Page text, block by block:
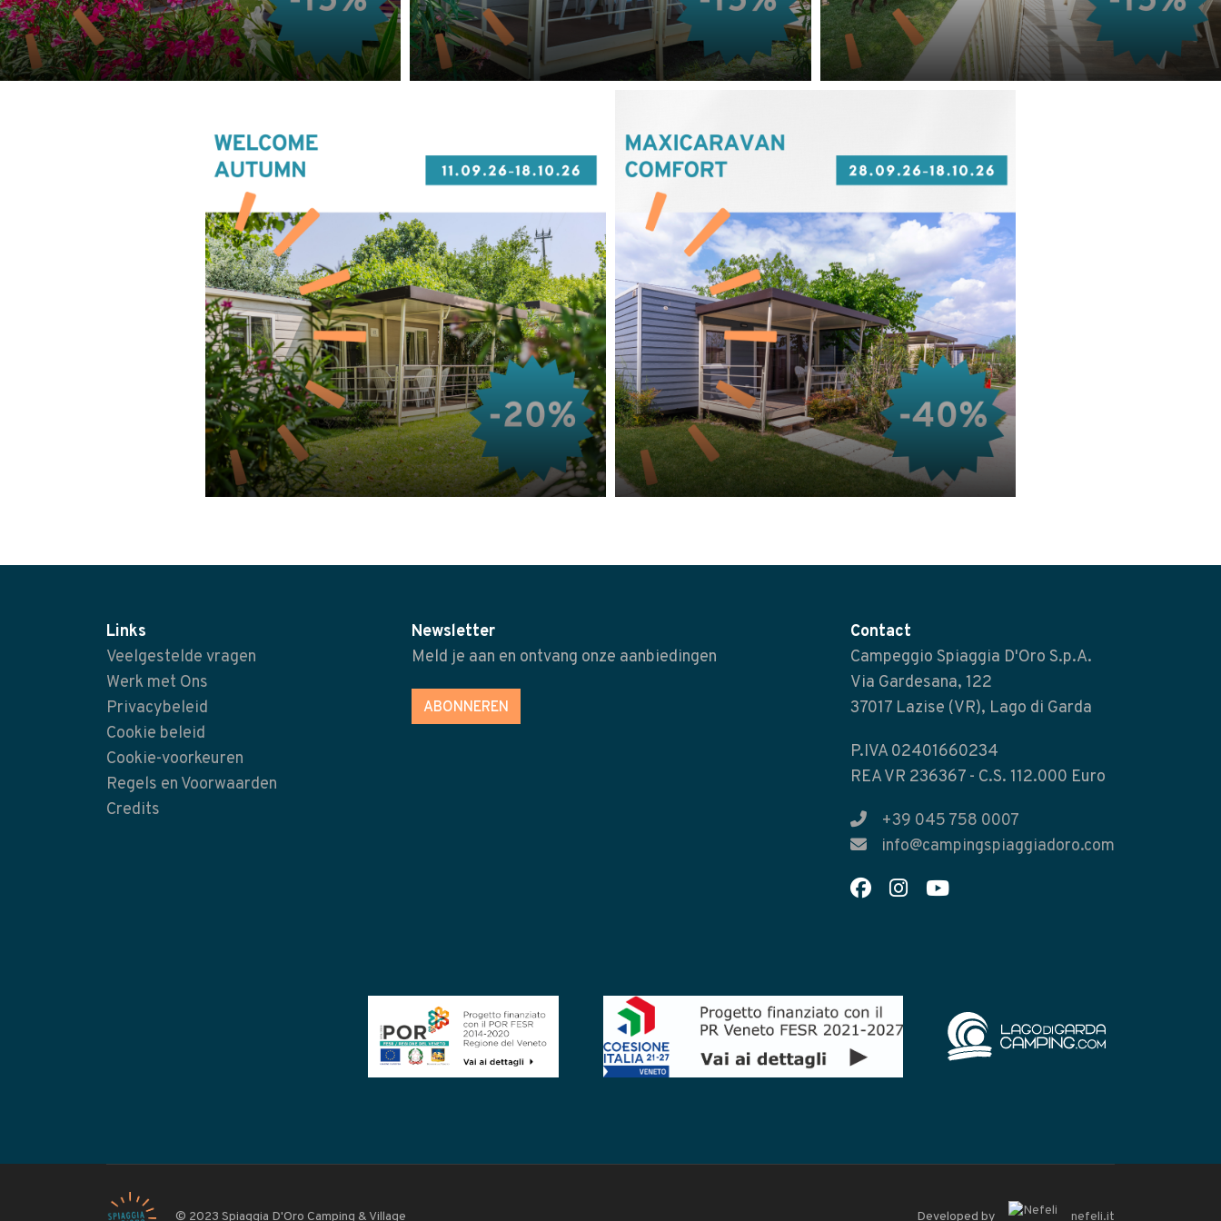
Links
Veelgestelde vragen
Werk met Ons
Privacybeleid
Cookie beleid
Cookie-voorkeuren
Regels en Voorwaarden
Credits
Newsletter
Meld je aan en ontvang onze aanbiedingen
ABONNEREN
Contact
Campeggio Spiaggia D'Oro S.p.A.
Via Gardesana, 122
37017 Lazise (VR), Lago di Garda
P.IVA 02401660234
REA VR 236367 - C.S. 112.000 Euro
+39 045 758 0007
info@campingspiaggiadoro.com
© 2023 Spiaggia D'Oro Camping & Village Developed by nefeli.it